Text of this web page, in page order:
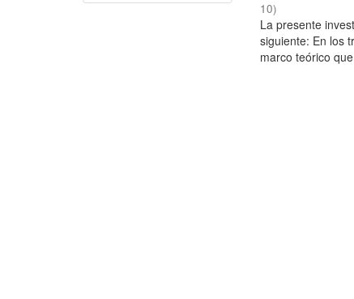
10)
La presente
siguiente: En los
marco teórico